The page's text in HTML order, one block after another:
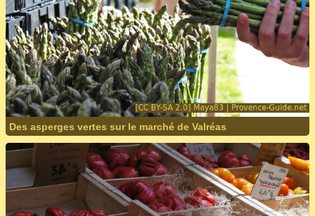
Des asperges vertes sur le marché de Valréas